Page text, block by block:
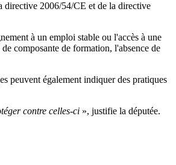
directive 2006/54/CE et de la directive
à un emploi stable ou l'accès à une
composante de formation, l'absence de
peuvent également indiquer des pratiques
contre celles-ci », justifie la députée.